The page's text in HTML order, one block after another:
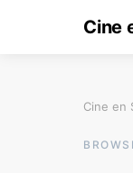
Cine
Cine en